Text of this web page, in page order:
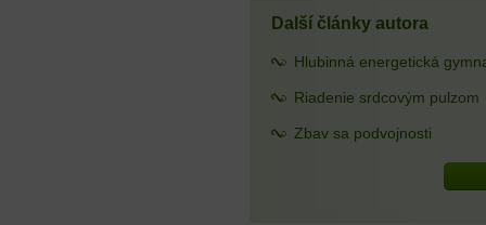
Další články autora
Hlubinná energetická
Riadenie srdcovým pulzom
Zbav sa podvojnosti